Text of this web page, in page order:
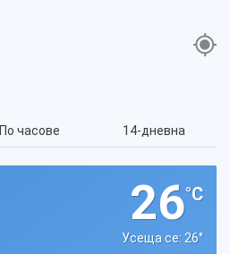
По часове 14-дневна
26°C
Усеща се: 26°